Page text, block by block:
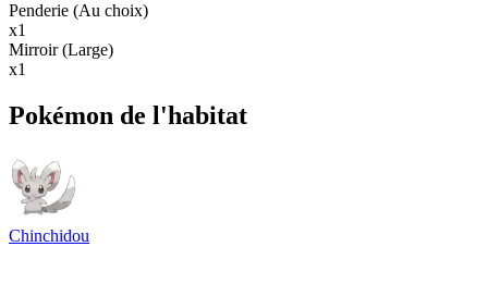
Penderie (Au choix)
x1
Mirroir (Large)
x1
Pokémon de l'habitat
Chinchidou